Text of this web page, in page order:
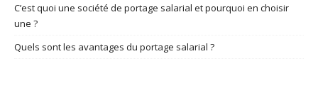
C’est quoi une société de portage salarial et pourquoi en choisir
une ?
Quels sont les avantages du portage salarial ?